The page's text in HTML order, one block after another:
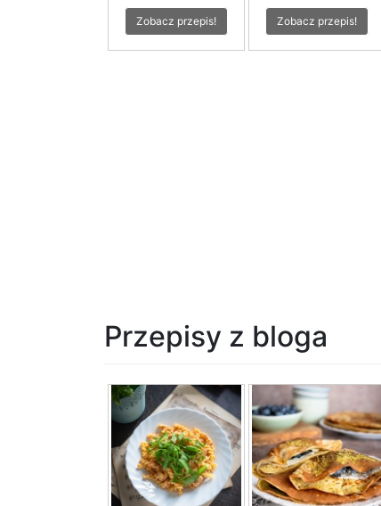
Zobacz przepis! Zobacz przepis!
Przepisy z bloga